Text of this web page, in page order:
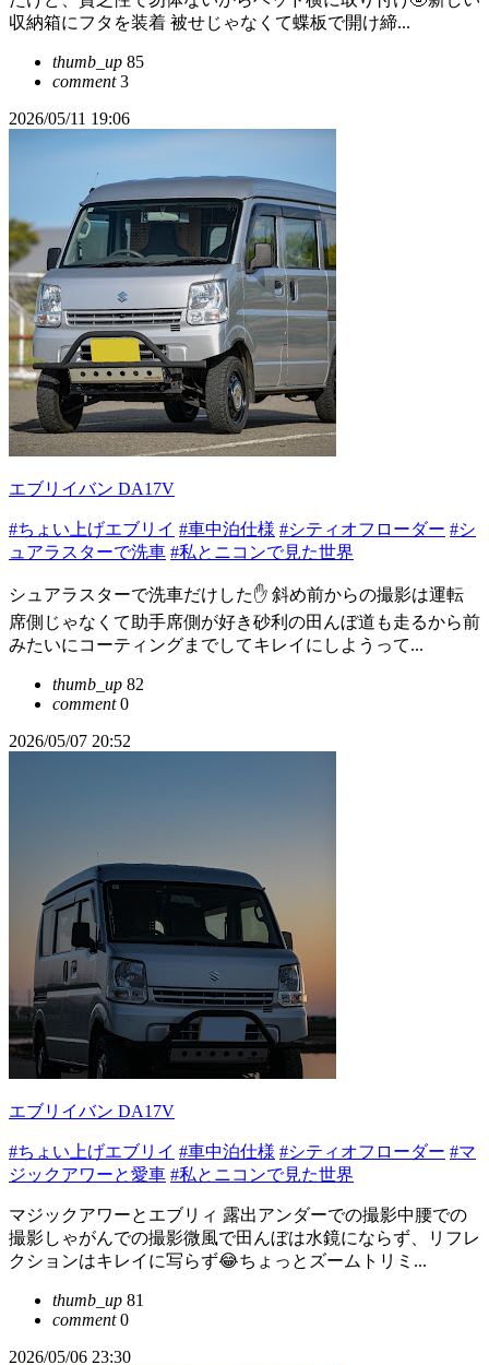
収納箱にフタを装着 被せじゃなくて蝶板で開け締...
thumb_up 85
comment3
2026/05/11 19:06
エブリイバン DA17V
#ちょい上げエブリイ #車中泊仕様 #シティオフローダー #シ
ュアラスターで洗車 #私とニコンで見た世界
シュアラスターで洗車だけした✋ 斜め前からの撮影は運転
席側じゃなくて助手席側が好き砂利の田んぼ道も走るから前
みたいにコーティングまでしてキレイにしようって...
thumb_up 82
comment0
2026/05/07 20:52
エブリイバン DA17V
#ちょい上げエブリイ #車中泊仕様 #シティオフローダー #マ
ジックアワーと愛車 #私とニコンで見た世界
マジックアワーとエブリィ 露出アンダーでの撮影中腰での
撮影しゃがんでの撮影微風で田んぼは水鏡にならず、リフレ
クションはキレイに写らず😂ちょっとズームトリミ...
thumb_up 81
comment0
2026/05/06 23:30